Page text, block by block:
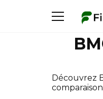
Découvrez